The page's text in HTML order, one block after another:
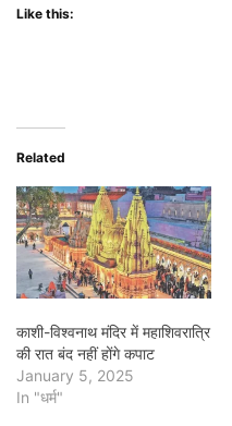
Like this:
Related
काशी-विश्वनाथ मंदिर में महाशिवरात्रि
की रात बंद नहीं होंगे कपाट
January 5, 2025
In "धर्म"